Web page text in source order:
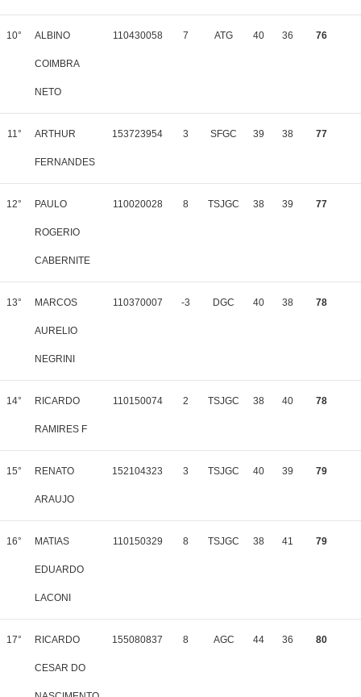
10° ALBINO
COIMBRA
NETO
110430058 7 ATG 40 36 76
11° ARTHUR
FERNANDES
153723954 3 SFGC 39 38 77
12° PAULO
ROGERIO
CABERNITE
110020028 8 TSJGC 38 39 77
13° MARCOS
AURELIO
NEGRINI
110370007 -3 DGC 40 38 78
14° RICARDO
RAMIRES F
110150074 2 TSJGC 38 40 78
15° RENATO
ARAUJO
152104323 3 TSJGC 40 39 79
16° MATIAS
EDUARDO
LACONI
110150329 8 TSJGC 38 41 79
17° RICARDO
CESAR DO
155080837 8 AGC 44 36 80